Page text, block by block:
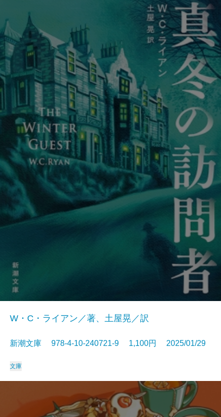
W・C・ライアン／著、土屋晃／訳
新潮文庫 978-4-10-240721-9 1,100円 2025/01/29
文庫